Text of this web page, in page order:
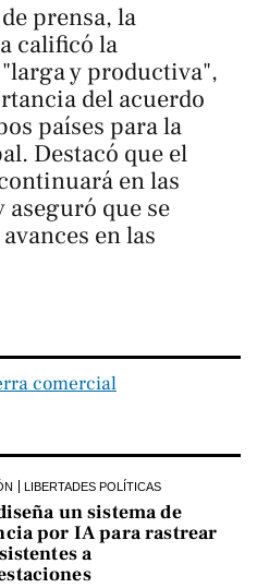
prensa, la
calificó la
y productiva",
del acuerdo
países para la
Destacó que el
en las
aseguró que se
en las
comercial
LIBERTADES POLÍTICAS
un sistema de
por IA para rastrear
a